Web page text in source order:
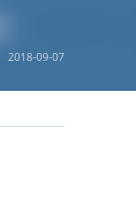
2018-09-07